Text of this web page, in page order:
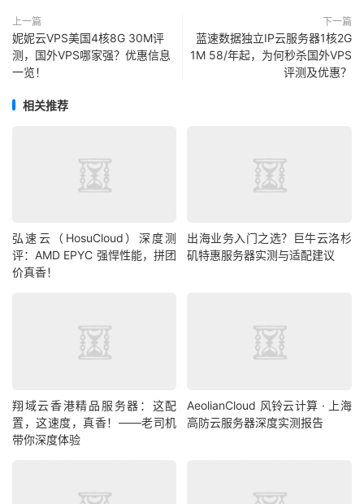
上一篇
妮妮云VPS美国4核8G 30M评
测，国外VPS哪家强？优惠信息
一览！
下一篇
蓝速数据独立IP云服务器1核2G
1M 58/年起，为何秒杀国外VPS
评测及优惠？
相关推荐
弘速云（HosuCloud）深度测
评：AMD EPYC 强悍性能，拼团
价真香！
出海业务入门之选？巨牛云洛杉
矶特惠服务器实测与适配建议
翔域云香港精品服务器：这配
置，这速度，真香！——老司机
带你深度体验
AeolianCloud 风铃云计算 · 上海
高防云服务器深度实测报告